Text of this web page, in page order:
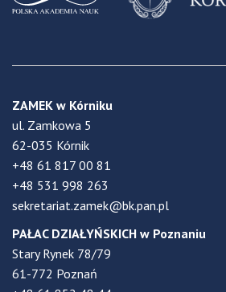
ZAMEK w Kórniku
ul. Zamkowa 5
62-035 Kórnik
+48 61 817 00 81
+48 531 998 263
sekretariat.zamek@bk.pan.pl
PAŁAC DZIAŁYŃSKICH w Poznaniu
Stary Rynek 78/79
61-772 Poznań